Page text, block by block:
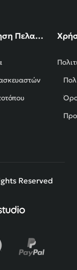
Εξυπηρέτηση Πελατών
Reserved